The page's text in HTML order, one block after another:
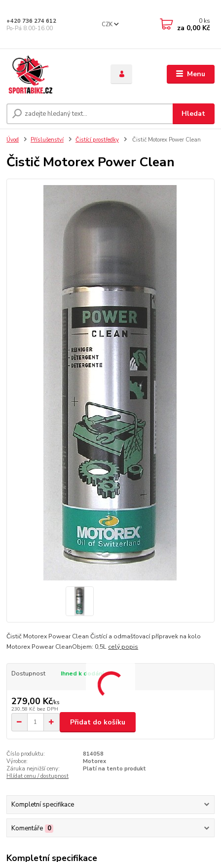
Menu
CZK
Hledat
+420 736 274 612
Po-Pá 8.00-16.00
0 ks
za 0,00 Kč
Úvod Příslušenství Čistící prostředky Čistič Motorex Power Clean
Čistič Motorex Power Clean
Čistič Motorex Powear Clean Čistící a odmašťovací přípravek na kolo
Motorex Powear CleanObjem: 0,5L celý popis
Dostupnost Ihned k dodání
279,00 Kč/ks
230,58 Kč bez DPH
Přidat do košíku
Číslo produktu:
814058
Výrobce:
Motorex
Záruka nejnižší ceny:
Platí na tento produkt
Hlídat cenu / dostupnost
Kompletní specifikace
Komentáře 0
Kompletní specifikace